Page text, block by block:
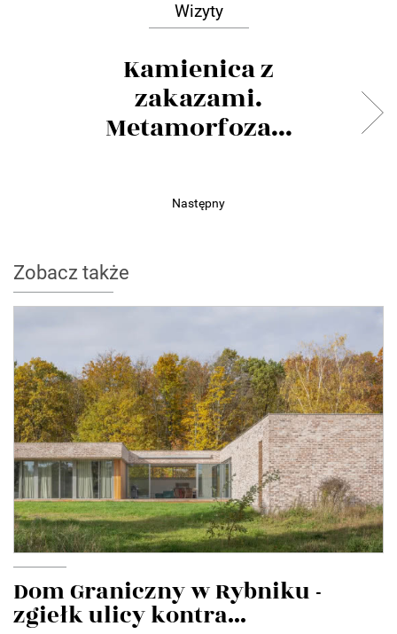
Wizyty
Kamienica z
zakazami.
Metamorfoza...
Następny
Zobacz także
Dom Graniczny w Rybniku -
zgiełk ulicy kontra...